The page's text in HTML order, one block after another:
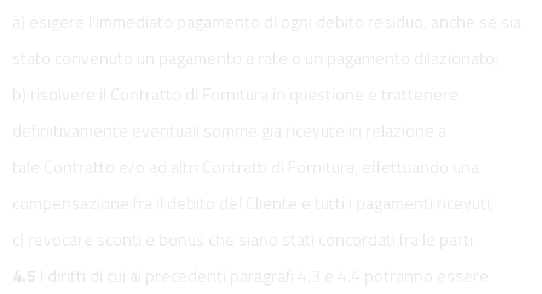
a) esigere l’immediato pagamento di ogni debito residuo, anche se sia
stato convenuto un pagamento a rate o un pagamento dilazionato;
b) risolvere il Contratto di Fornitura in questione e trattenere
definitivamente eventuali somme già ricevute in relazione a
tale Contratto e/o ad altri Contratti di Fornitura, effettuando una
compensazione fra il debito del Cliente e tutti i pagamenti ricevuti;
c) revocare sconti e bonus che siano stati concordati fra le parti.
4.5 I diritti di cui ai precedenti paragrafi 4.3 e 4.4 potranno essere